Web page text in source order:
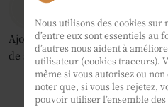
Ajouter les oignons verts, les
de soja. Bien mélanger le tout
Nous utilisons des cookies sur
d’entre eux sont essentiels au
d’autres nous aident à
utilisateur (cookies traceurs).
même si vous autorisez ou
noter que, si vous les rejetez,
pouvoir utiliser l’ensemble